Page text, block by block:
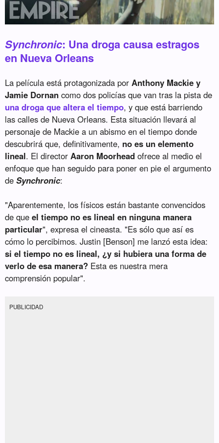
Synchronic: Una droga causa estragos
en Nueva Orleans
La película está protagonizada por Anthony Mackie y
Jamie Dornan como dos policías que van tras la pista de
una droga que altera el tiempo, y que está barriendo
las calles de Nueva Orleans. Esta situación llevará al
personaje de Mackie a un abismo en el tiempo donde
descubrirá que, definitivamente, no es un elemento
lineal. El director Aaron Moorhead ofrece al medio el
enfoque que han seguido para poner en pie el argumento
deSynchronic:
"Aparentemente, los físicos están bastante convencidos
de queel tiempo no es lineal en ninguna manera
particular", expresa el cineasta. "Es sólo que así es
cómo lo percibimos. Justin [Benson] me lanzó esta idea:
si el tiempo no es lineal, ¿y si hubiera una forma de
verlo de esa manera? Esta es nuestra mera
comprensión popular".
PUBLICIDAD